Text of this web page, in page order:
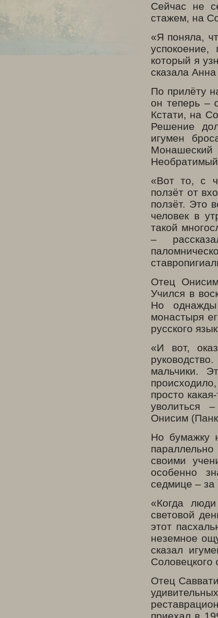
Сейчас не
стажем, на
«Я поняла,
который я
сказала
По прилёту
он теперь –
Кстати, на
Решение
игумен
«Вот то, с
ползёт от
ползёт. Это
человек в
такой
–
Отец
Учился в
Но
монастыря
русского
«И вот,
мальчики.
просто
уволиться
Онисим
Но бумажку
своими
особенно
седмице – за
«Когда
световой
этот
неземное
сказал
Соловецкого
Отец